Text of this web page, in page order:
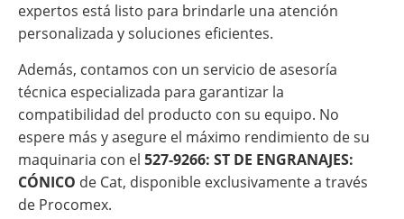
expertos está listo para brindarle una atención
personalizada y soluciones eficientes.
Además, contamos con un servicio de asesoría
técnica especializada para garantizar la
compatibilidad del producto con su equipo. No
espere más y asegure el máximo rendimiento de su
maquinaria con el 527-9266: ST DE ENGRANAJES:
CÓNICO de Cat, disponible exclusivamente a través
de Procomex.